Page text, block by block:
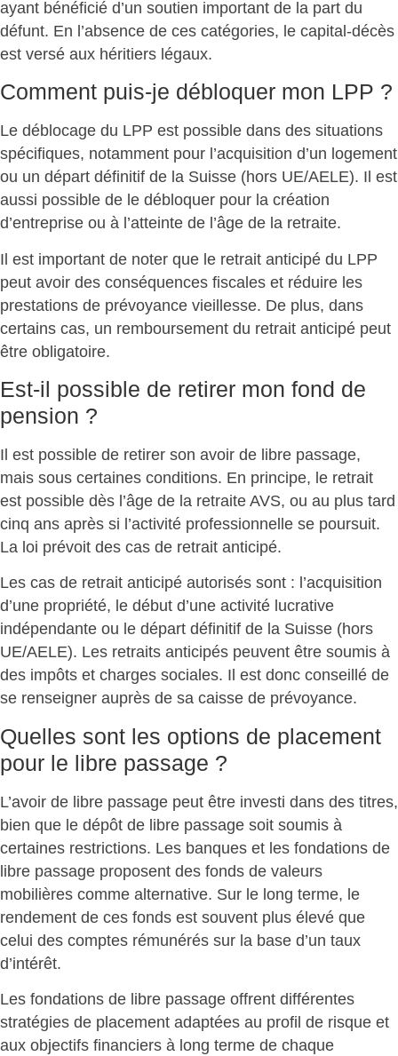
ayant bénéficié d’un soutien important de la part du
défunt. En l’absence de ces catégories, le capital-décès
est versé aux héritiers légaux.
Comment puis-je débloquer mon LPP ?
Le déblocage du LPP est possible dans des situations
spécifiques, notamment pour l’acquisition d’un logement
ou un départ définitif de la Suisse (hors UE/AELE). Il est
aussi possible de le débloquer pour la création
d’entreprise ou à l’atteinte de l’âge de la retraite.
Il est important de noter que le retrait anticipé du LPP
peut avoir des conséquences fiscales et réduire les
prestations de prévoyance vieillesse. De plus, dans
certains cas, un remboursement du retrait anticipé peut
être obligatoire.
Est-il possible de retirer mon fond de
pension ?
Il est possible de retirer son avoir de libre passage,
mais sous certaines conditions. En principe, le retrait
est possible dès l’âge de la retraite AVS, ou au plus tard
cinq ans après si l’activité professionnelle se poursuit.
La loi prévoit des cas de retrait anticipé.
Les cas de retrait anticipé autorisés sont : l’acquisition
d’une propriété, le début d’une activité lucrative
indépendante ou le départ définitif de la Suisse (hors
UE/AELE). Les retraits anticipés peuvent être soumis à
des impôts et charges sociales. Il est donc conseillé de
se renseigner auprès de sa caisse de prévoyance.
Quelles sont les options de placement
pour le libre passage ?
L’avoir de libre passage peut être investi dans des titres,
bien que le dépôt de libre passage soit soumis à
certaines restrictions. Les banques et les fondations de
libre passage proposent des fonds de valeurs
mobilières comme alternative. Sur le long terme, le
rendement de ces fonds est souvent plus élevé que
celui des comptes rémunérés sur la base d’un taux
d’intérêt.
Les fondations de libre passage offrent différentes
stratégies de placement adaptées au profil de risque et
aux objectifs financiers à long terme de chaque